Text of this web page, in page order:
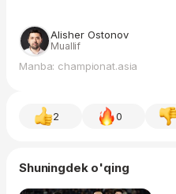
Alisher Ostonov
Muallif
Manba: championat.asia
2 0
Shuningdek o'qing